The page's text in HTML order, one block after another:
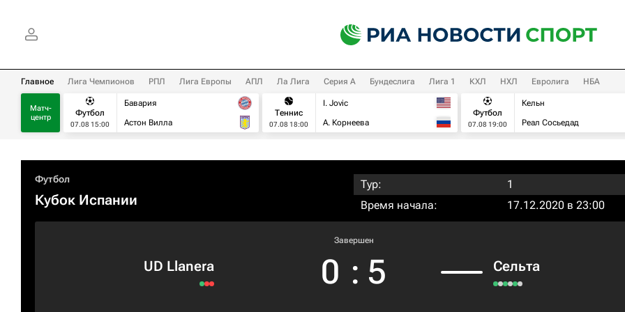
Главное Лига Чемпионов РПЛ Лига Европы АПЛ Ла Лига Серия А Бундеслига Лига 1 КХЛ НХЛ Евролига НБА
Матч-
центр
Футбол
07.08 15:00
Бавария
Астон Вилла
Теннис
07.08 18:00
I. Jovic
А. Корнеева
Футбол
07.08 19:00
Кельн
Реал Сосьедад
Футбол
Кубок Испании
Тур:
1
Время начала:
17.12.2020 в 23:00
UD Llanera
Завершен
0 : 5 Сельта